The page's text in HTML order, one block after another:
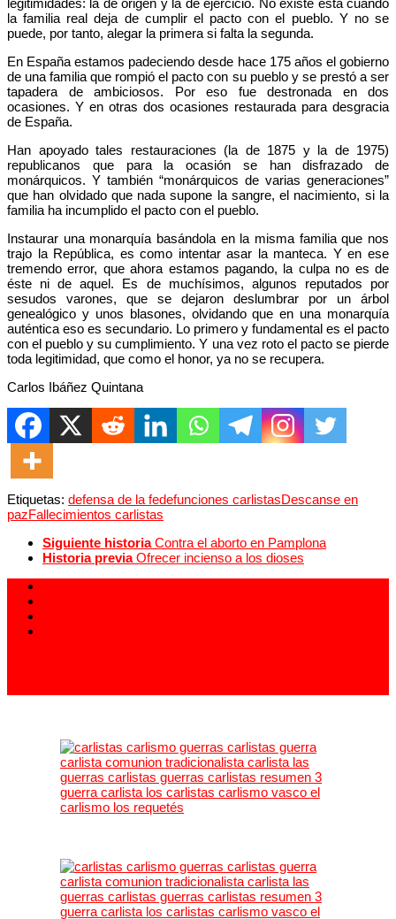
la familia real deja de cumplir el pacto con el pueblo. Y no se
puede, por tanto, alegar la primera si falta la segunda.
En España estamos padeciendo desde hace 175 años el gobierno
de una familia que rompió el pacto con su pueblo y se prestó a ser
tapadera de ambiciosos. Por eso fue destronada en dos
ocasiones. Y en otras dos ocasiones restaurada para desgracia
de España.
Han apoyado tales restauraciones (la de 1875 y la de 1975)
republicanos que para la ocasión se han disfrazado de
monárquicos. Y también “monárquicos de varias generaciones”
que han olvidado que nada supone la sangre, el nacimiento, si la
familia ha incumplido el pacto con el pueblo.
Instaurar una monarquía basándola en la misma familia que nos
trajo la República, es como intentar asar la manteca. Y en ese
tremendo error, que ahora estamos pagando, la culpa no es de
éste ni de aquel. Es de muchísimos, algunos reputados por
sesudos varones, que se dejaron deslumbrar por un árbol
genealógico y unos blasones, olvidando que en una monarquía
auténtica eso es secundario. Lo primero y fundamental es el pacto
con el pueblo y su cumplimiento. Y una vez roto el pacto se pierde
toda legitimidad, que como el honor, ya no se recupera.
Carlos Ibáñez Quintana
Etiquetas: defensa de la fedefunciones carlistasDescanse en
pazFallecimientos carlistas
Siguiente historia Contra el aborto en Pamplona
Historia previa Ofrecer incienso a los dioses